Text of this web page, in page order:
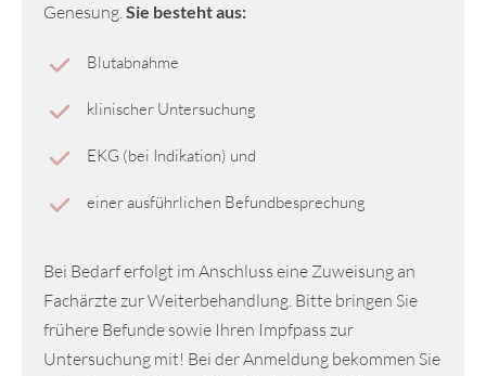
Genesung.Sie besteht aus:
Blutabnahme
klinischer Untersuchung
EKG (bei Indikation) und
einer ausführlichen Befundbesprechung
Bei Bedarf erfolgt im Anschluss eine Zuweisung an
Fachärzte zur Weiterbehandlung. Bitte bringen Sie
frühere Befunde sowie Ihren Impfpass zur
Untersuchung mit! Bei der Anmeldung bekommen Sie